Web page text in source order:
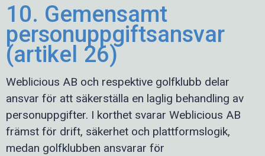
10. Gemensamt
personuppgiftsansvar
(artikel 26)
Weblicious AB och respektive golfklubb delar
ansvar för att säkerställa en laglig behandling av
personuppgifter. I korthet svarar Weblicious AB
främst för drift, säkerhet och plattformslogik,
medan golfklubben ansvarar för